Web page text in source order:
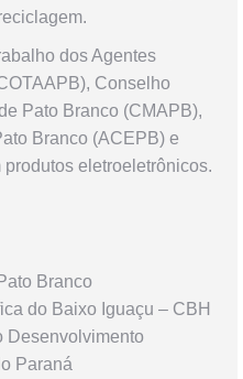
dos Agentes
Conselho
Pato Branco (CMAPB),
Branco (ACEPB) e
eletroeletrônicos.
Branco
do Baixo Iguaçu – CBH
Desenvolvimento
Paraná